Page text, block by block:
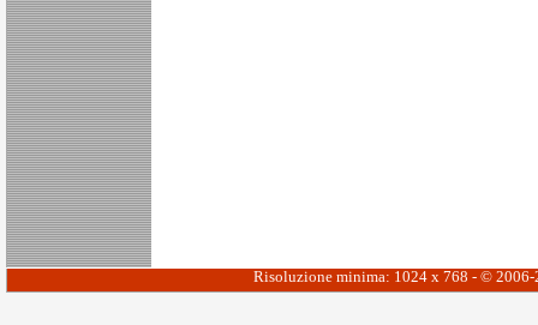
Risoluzione minima: 1024 x 768 - ©